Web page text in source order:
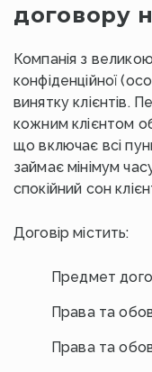
договору
Компанія з
конфіденційної
винятку клієнтів.
кожним клієнтом
що включає всі
займає мінімум
спокійний сон
Договір містить:
Предмет
Права та
Права та